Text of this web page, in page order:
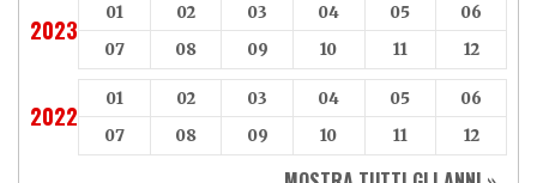
2023
01 02 03 04 05
06
07
08 09 10 11 12
2022
01 02 03 04 05
06
07
08 09 10 11 12